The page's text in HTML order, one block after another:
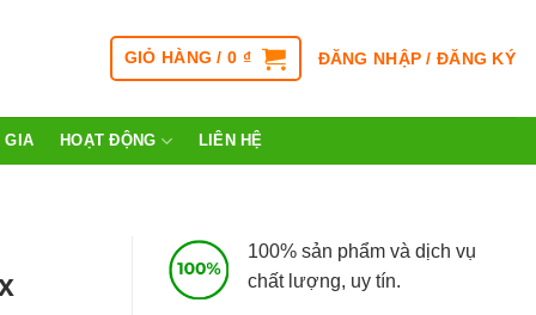
GIỎ HÀNG /0 ₫ ĐĂNG NHẬP / ĐĂNG KÝ
GIA HOẠT ĐỘNG LIÊN HỆ
100% sản phẩm và dịch vụ
chất lượng, uy tín.